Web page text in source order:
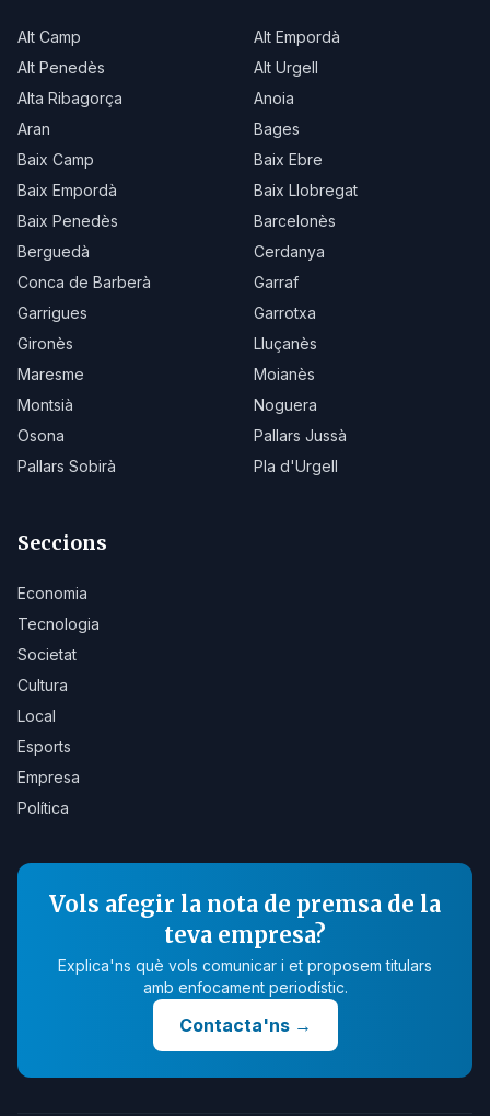
Alt Camp
Alt Empordà
Alt Penedès
Alt Urgell
Alta Ribagorça
Anoia
Aran
Bages
Baix Camp
Baix Ebre
Baix Empordà
Baix Llobregat
Baix Penedès
Barcelonès
Berguedà
Cerdanya
Conca de Barberà
Garraf
Garrigues
Garrotxa
Gironès
Lluçanès
Maresme
Moianès
Montsià
Noguera
Osona
Pallars Jussà
Pallars Sobirà
Pla d'Urgell
Seccions
Economia
Tecnologia
Societat
Cultura
Local
Esports
Empresa
Política
Vols afegir la nota de premsa de la
teva empresa?
Explica'ns què vols comunicar i et proposem titulars
amb enfocament periodístic.
Contacta'ns→